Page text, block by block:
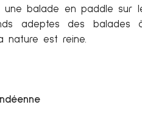
une balade en paddle sur
adeptes des balades
nature est reine.